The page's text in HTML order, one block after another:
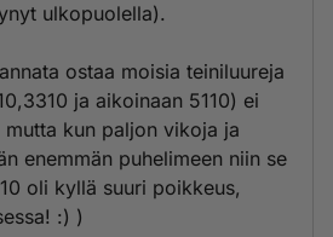
ulkopuolella).
ostaa moisia teiniluureja
ja aikoinaan 5110) ei
mutta kun paljon vikoja ja
enemmän puhelimeen niin se
oli kyllä suuri poikkeus,
:) )